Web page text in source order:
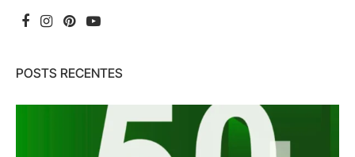
POSTS RECENTES